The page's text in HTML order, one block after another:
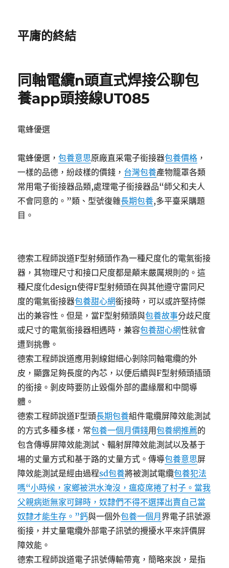
平庸的終結
同軸電纜n頭直式焊接公聊包
養app頭接線UT085
電蜂優選
電蜂優選，包養意思原廠直采電子銜接器包養價格 ，
一樣的品德，紛歧樣的價錢， 台灣包養產物籠罩各類
常用電子銜接器品類,處理電子銜接器品“師父和夫人
不會同意的。”類、型號復雜長期包養,多平臺采購題
目。
德索工程師說道F型射頻頭作為一種尺度化的電氣銜接
器，其物理尺寸和接口尺度都是顛末嚴厲規則的。這
種尺度化design使得F型射頻頭在與其他遵守雷同尺
度的電氣銜接器包養甜心網銜接時，可以或許堅持傑
出的兼容性。但是，當F型射頻頭與包養故事分歧尺度
或尺寸的電氣銜接器相遇時，兼容包養甜心網性就會
遭到挑釁。
德索工程師說道應用剝線鉗細心剝除同軸電纜的外
皮，顯露足夠長度的內芯，以便后續與F型射頻頭插頭
的銜接。剝皮時要防止毀傷外部的盡緣層和中間導
體。
德索工程師說道F型頭長期包養組件電纜屏障效能測試
的方式多種多樣，常包養一個月價錢用包養網推薦的
包含傳導屏障效能測試、輻射屏障效能測試以及基于
場的丈量方式和基于路的丈量方式。傳導包養意思屏
障效能測試是經由過程sd包養將被測試電纜包養犯法
嗎“小時候，家鄉被洪水淹沒，瘟疫席捲了村子。當我
父親病逝無家可歸時，奴隸們不得不選擇出賣自己當
奴隸才能生存。”鈣與一個外包養一個月 界電子訊號源
銜接，并丈量電纜外部電子訊號的攪擾水平來評價屏
障效能。
德索工程師說道電子訊號傳輸帶寬，簡略來說，是指